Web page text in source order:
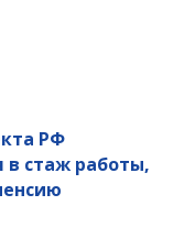
РФ
стаж работы,